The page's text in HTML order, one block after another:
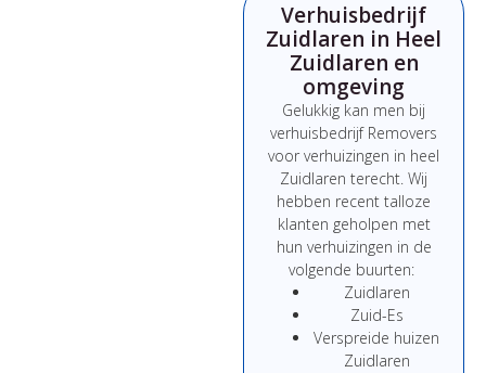
Verhuisbedrijf
Zuidlaren in Heel
Zuidlaren en
omgeving
Gelukkig kan men bij
verhuisbedrijf Removers
voor verhuizingen in heel
Zuidlaren terecht. Wij
hebben recent talloze
klanten geholpen met
hun verhuizingen in de
volgende buurten:
Zuidlaren
Zuid-Es
Verspreide huizen
Zuidlaren